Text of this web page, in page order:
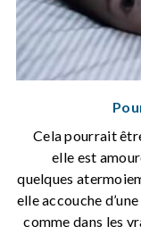
Cela pourrait
elle est
quelques
elle accouche
comme dans les